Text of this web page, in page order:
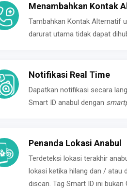
Menambahkan Kontak
Tambahkan Kontak Alternatif
darurat utama tidak dapat
Notifikasi Real Time
Dapatkan notifikasi secara
Smart ID anabul dengan
Penanda Lokasi Anabul
Terdeteksi lokasi terakhir
lokasi ketika hilang dan / atau
discan. Tag Smart ID ini bukan